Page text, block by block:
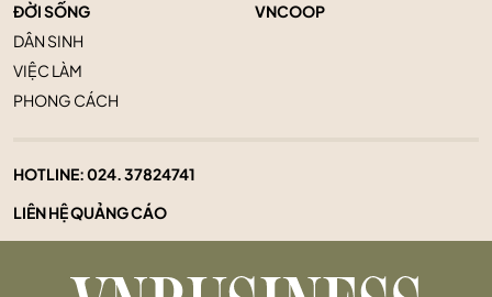
ĐỜI SỐNG
DÂN SINH
VIỆC LÀM
PHONG CÁCH
VNCOOP
HOTLINE:024. 37824741
LIÊN HỆ QUẢNG CÁO